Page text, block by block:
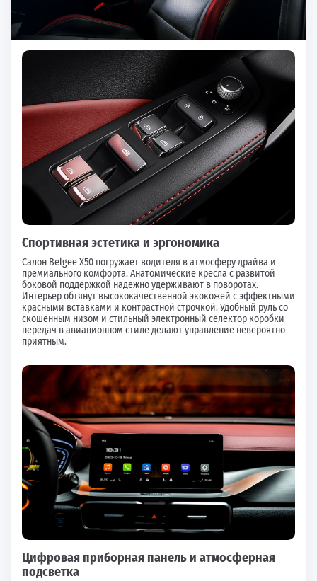
Спортивная эстетика и эргономика
Салон Belgee X50 погружает водителя в атмосферу драйва и
премиального комфорта. Анатомические кресла с развитой
боковой поддержкой надежно удерживают в поворотах.
Интерьер обтянут высококачественной экокожей с эффектными
красными вставками и контрастной строчкой. Удобный руль со
скошенным низом и стильный электронный селектор коробки
передач в авиационном стиле делают управление невероятно
приятным.
Цифровая приборная панель и атмосферная
подсветка